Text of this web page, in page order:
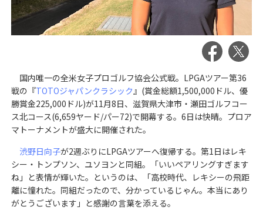
国内唯一の全米女子プロゴルフ協会公式戦。LPGAツアー第36
戦の『TOTOジャパンクラシック』(賞金総額1,500,000ドル、優
勝賞金225,000ドル)が11月8日、滋賀県大津市・瀬田ゴルフコー
ス北コース(6,659ヤード/パー72)で開幕する。6日は快晴。プロア
マトーナメントが盛大に開催された。
渋野日向子が2週ぶりにLPGAツアーへ復帰する。第1日はレキ
シー・トンプソン、ユソヨンと同組。「いいペアリングすぎます
ね」と表情が輝いた。というのは、「高校時代、レキシーの飛距
離に憧れた。同組だったので、分かっているじゃん。本当にあり
がとうございます」と感謝の言葉を添える。